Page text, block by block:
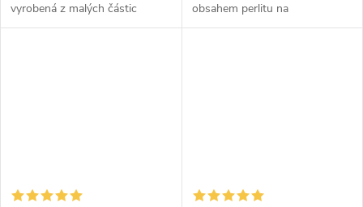
vyrobená z malých částic
kokosových vláken s nízkým
obsahem perlitu na
provzdušnění pěstebního